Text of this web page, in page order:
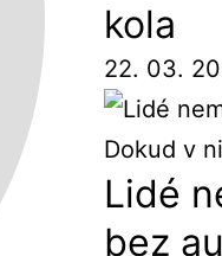
kola
22. 03.
Lidé
bez